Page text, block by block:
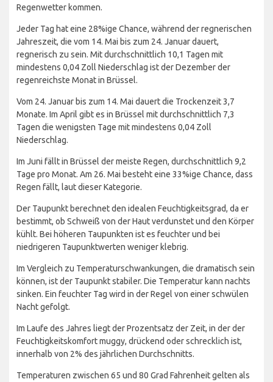
Regenwetter kommen.
Jeder Tag hat eine 28%ige Chance, während der regnerischen
Jahreszeit, die vom 14. Mai bis zum 24. Januar dauert,
regnerisch zu sein. Mit durchschnittlich 10,1 Tagen mit
mindestens 0,04 Zoll Niederschlag ist der Dezember der
regenreichste Monat in Brüssel.
Vom 24. Januar bis zum 14. Mai dauert die Trockenzeit 3,7
Monate. Im April gibt es in Brüssel mit durchschnittlich 7,3
Tagen die wenigsten Tage mit mindestens 0,04 Zoll
Niederschlag.
Im Juni fällt in Brüssel der meiste Regen, durchschnittlich 9,2
Tage pro Monat. Am 26. Mai besteht eine 33%ige Chance, dass
Regen fällt, laut dieser Kategorie.
Der Taupunkt berechnet den idealen Feuchtigkeitsgrad, da er
bestimmt, ob Schweiß von der Haut verdunstet und den Körper
kühlt. Bei höheren Taupunkten ist es feuchter und bei
niedrigeren Taupunktwerten weniger klebrig.
Im Vergleich zu Temperaturschwankungen, die dramatisch sein
können, ist der Taupunkt stabiler. Die Temperatur kann nachts
sinken. Ein feuchter Tag wird in der Regel von einer schwülen
Nacht gefolgt.
Im Laufe des Jahres liegt der Prozentsatz der Zeit, in der der
Feuchtigkeitskomfort muggy, drückend oder schrecklich ist,
innerhalb von 2% des jährlichen Durchschnitts.
Temperaturen zwischen 65 und 80 Grad Fahrenheit gelten als